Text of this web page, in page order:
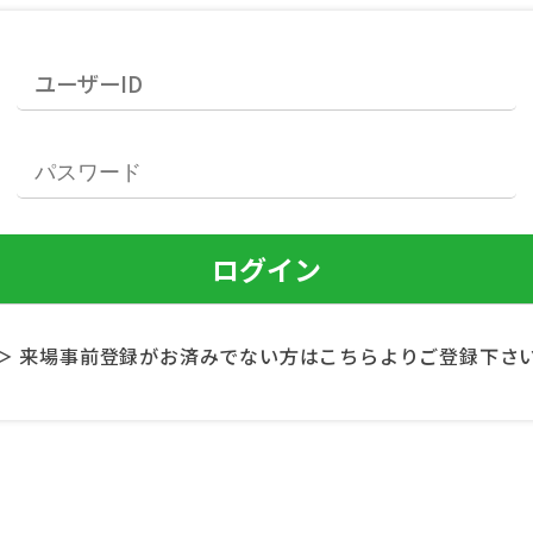
来場事前登録がお済みでない方はこちらよりご登録下さ